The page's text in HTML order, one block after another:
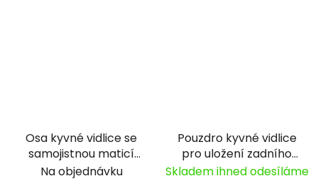
Osa kyvné vidlice se
samojistnou maticí
M12, L=215mm pitbike
Na objednávku
Pouzdro kyvné vidlice
pro uložení zadního
tlumiče pitbike YCF
Skladem ihned odesíláme